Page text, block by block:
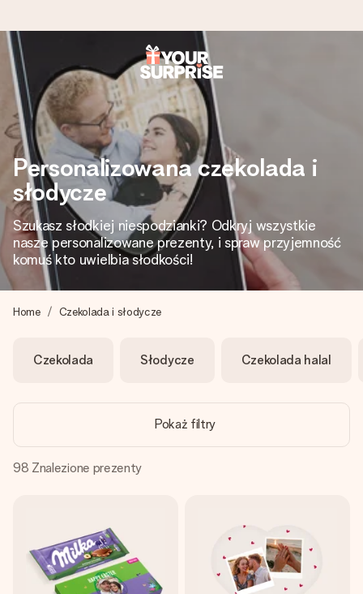
Wysyłka w 1 dzień roboczy
Tworzymy Twój prezent z troską i wysyłamy go w mgnieniu
oka – dzięki czemu możesz go dać dokładnie we
właściwym momencie, kiedy ma to największe znaczenie
4,7 (na podstawie +15 000 opinii)
Nasze prezenty inspirują. Klienci oceniają nas na 4,7 w
Google Reviews.
Stwórz coś wyjątkowego w zaledwie kilku krokach – z jej
imieniem, swoim zdjęciem lub wiadomością, która naprawdę
Personalizowana czekolada i
słodycze
Szukasz słodkiej niespodzianki? Odkryj wszystkie
nasze personalizowane prezenty, i spraw przyjemność
komuś kto uwielbia słodkości!
Home Czekolada i słodycze
Czekolada Słodycze Czekolada halal
Pokaż filtry
98 Znalezione prezenty